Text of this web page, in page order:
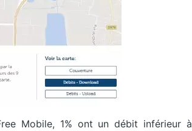
Mobile, 1% ont un débit inférieur à